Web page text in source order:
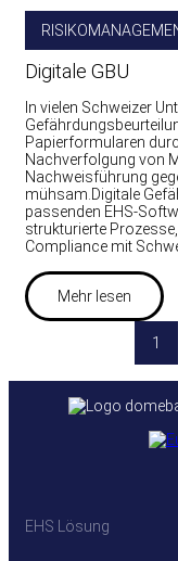
Digitale GBU
In vielen Schweizer
Papierformularen
Nachverfolgung von
Nachweisführung
mühsam.Digitale
passenden EHS-
strukturierte
Compliance mit
Mehr lesen
1
EHS Lösung